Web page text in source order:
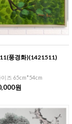
풍경화)(1421511)
즈 65cm*54cm
원